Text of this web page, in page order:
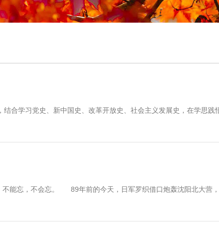
合学习党史、新中国史、改革开放史、社会主义发展史，在学思践
忘，不会忘。 89年前的今天，日军罗织借口炮轰沈阳北大营